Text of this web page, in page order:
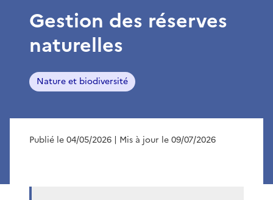
Gestion des réserves
naturelles
Nature et biodiversité
Publié le 04/05/2026 | Mis à jour le 09/07/2026